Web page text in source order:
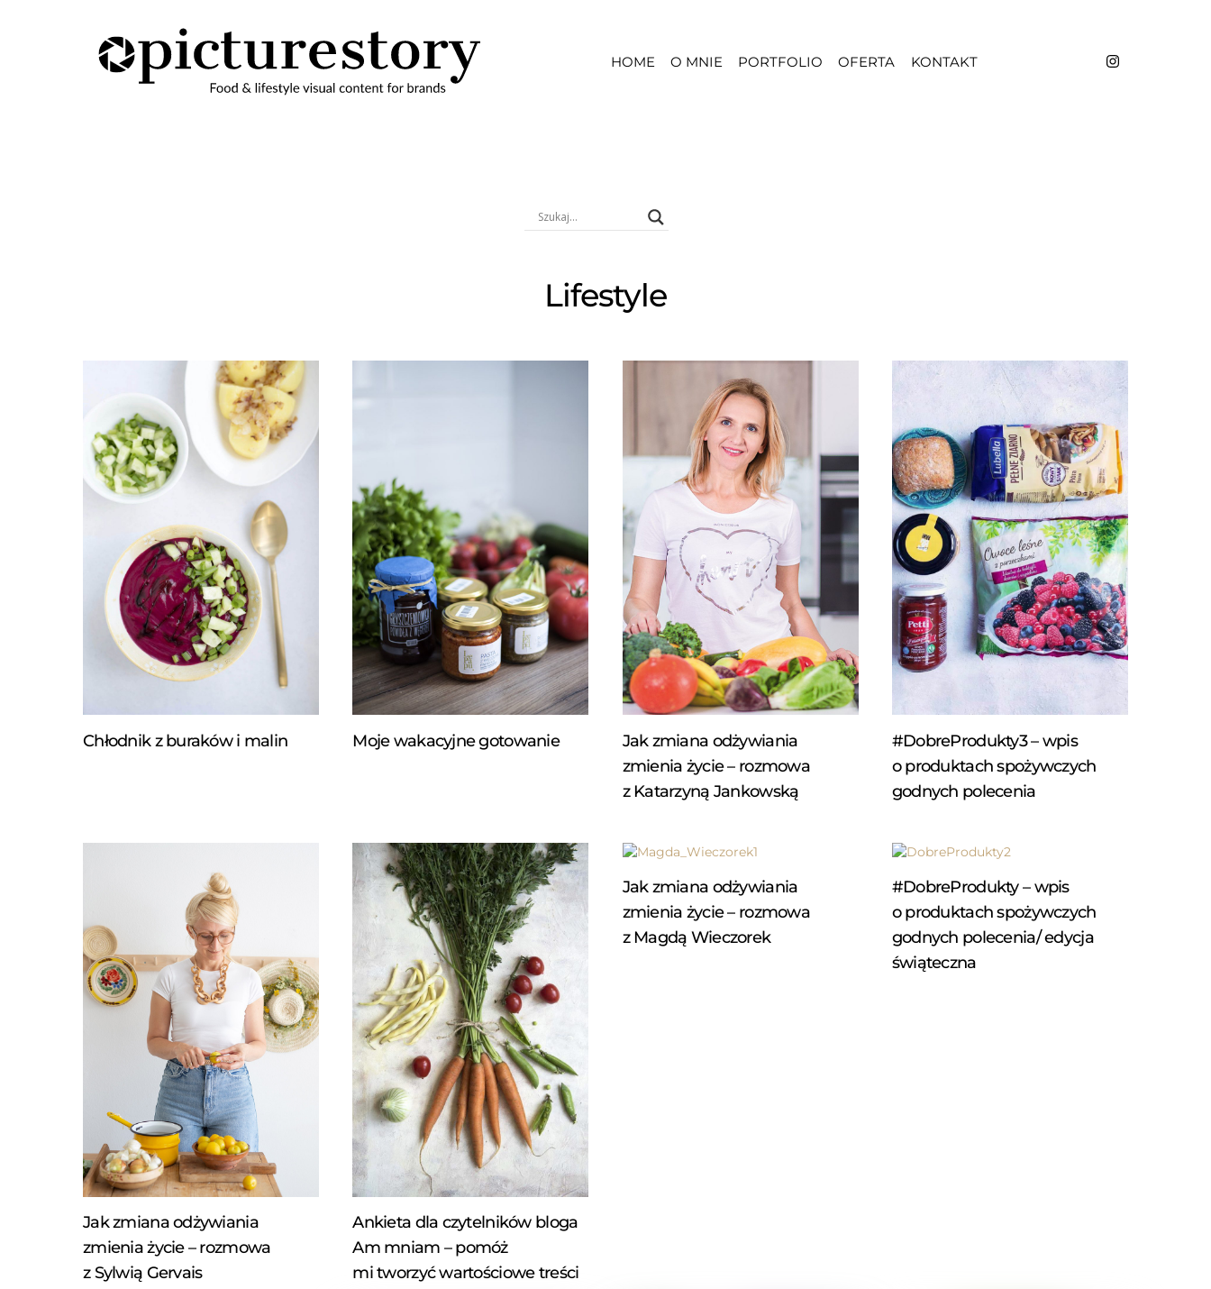
HOME O MNIE PORTFOLIO OFERTA KONTAKT
Lifestyle
Chłodnik z buraków i malin Moje wakacyjne gotowanie
Jak zmiana odżywiania
zmienia życie – rozmowa
z Katarzyną Jankowską
#DobreProdukty3 – wpis
o produktach spożywczych
godnych polecenia
Jak zmiana odżywiania
zmienia życie – rozmowa
z Sylwią Gervais
Ankieta dla czytelników bloga
Am mniam – pomóż
mi tworzyć wartościowe treści
Jak zmiana odżywiania
zmienia życie – rozmowa
z Magdą Wieczorek
#DobreProdukty – wpis
o produktach spożywczych
godnych polecenia/ edycja
świąteczna